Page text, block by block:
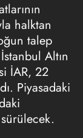
halktan
talep
Altın
İAR, 22
Piyasadaki